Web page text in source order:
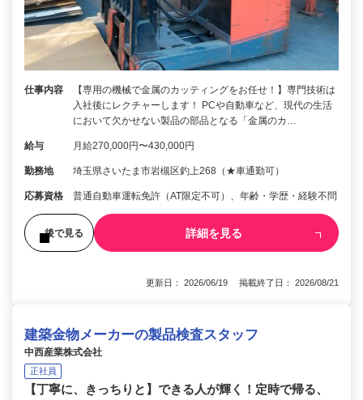
仕事内容
【専用の機械で金属のカッティングをお任せ！】専門技術は
入社後にレクチャーします！ PCや自動車など、現代の生活
において欠かせない製品の部品となる「金属のカ…
給与 月給270,000円〜430,000円
勤務地 埼玉県さいたま市岩槻区釣上268（★車通勤可）
応募資格 普通自動車運転免許（AT限定不可）、年齢・学歴・経験不問
後で見る 詳細を見る
更新日： 2026/06/19 掲載終了日： 2026/08/21
建築金物メーカーの製品検査スタッフ
中西産業株式会社
正社員
【丁寧に、きっちりと】できる人が輝く！定時で帰る、